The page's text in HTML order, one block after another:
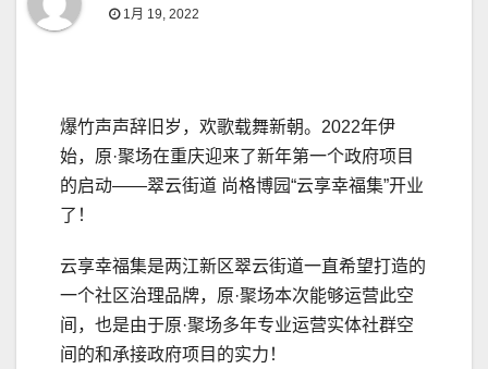
1月 19, 2022
爆竹声声辞旧岁，欢歌载舞新朝。2022年伊
始，原·聚场在重庆迎来了新年第一个政府项目
的启动——翠云街道 尚格博园“云享幸福集”开业
了！
云享幸福集是两江新区翠云街道一直希望打造的
一个社区治理品牌，原·聚场本次能够运营此空
间，也是由于原·聚场多年专业运营实体社群空
间的和承接政府项目的实力！